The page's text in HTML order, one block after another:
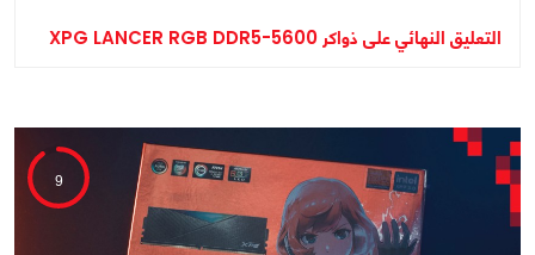
التعليق النهائي على ذواكر XPG LANCER RGB DDR5-5600
9